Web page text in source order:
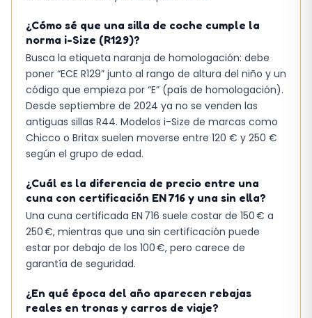
¿Cómo sé que una silla de coche cumple la
norma i-Size (R129)?
Busca la etiqueta naranja de homologación: debe
poner “ECE R129” junto al rango de altura del niño y un
código que empieza por “E” (país de homologación).
Desde septiembre de 2024 ya no se venden las
antiguas sillas R44. Modelos i-Size de marcas como
Chicco o Britax suelen moverse entre 120 € y 250 €
según el grupo de edad.
¿Cuál es la diferencia de precio entre una
cuna con certificación EN 716 y una sin ella?
Una cuna certificada EN 716 suele costar de 150 € a
250 €, mientras que una sin certificación puede
estar por debajo de los 100 €, pero carece de
garantía de seguridad.
¿En qué época del año aparecen rebajas
reales en tronas y carros de viaje?